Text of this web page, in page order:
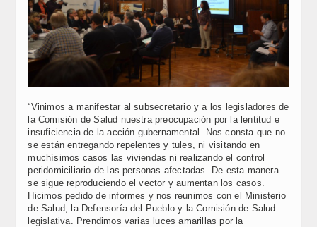
“Vinimos a manifestar al subsecretario y a los legisladores de
la Comisión de Salud nuestra preocupación por la lentitud e
insuficiencia de la acción gubernamental. Nos consta que no
se están entregando repelentes y tules, ni visitando en
muchísimos casos las viviendas ni realizando el control
peridomiciliario de las personas afectadas. De esta manera
se sigue reproduciendo el vector y aumentan los casos.
Hicimos pedido de informes y nos reunimos con el Ministerio
de Salud, la Defensoría del Pueblo y la Comisión de Salud
legislativa. Prendimos varias luces amarillas por la